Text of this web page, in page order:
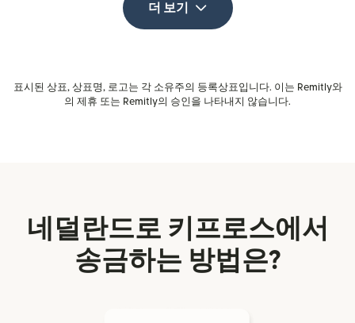
더 보기
표시된 상표, 상표명, 로고는 각 소유주의 등록상표입니다. 이는 Remitly와
의 제휴 또는 Remitly의 승인을 나타내지 않습니다.
네덜란드로 키프로스에서
송금하는 방법은?